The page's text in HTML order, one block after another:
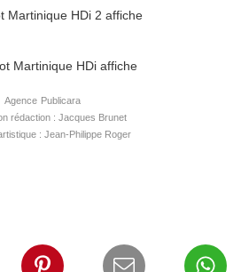
Agence Publicara
rédaction : Jacques Brunet
: Jean-Philippe Roger